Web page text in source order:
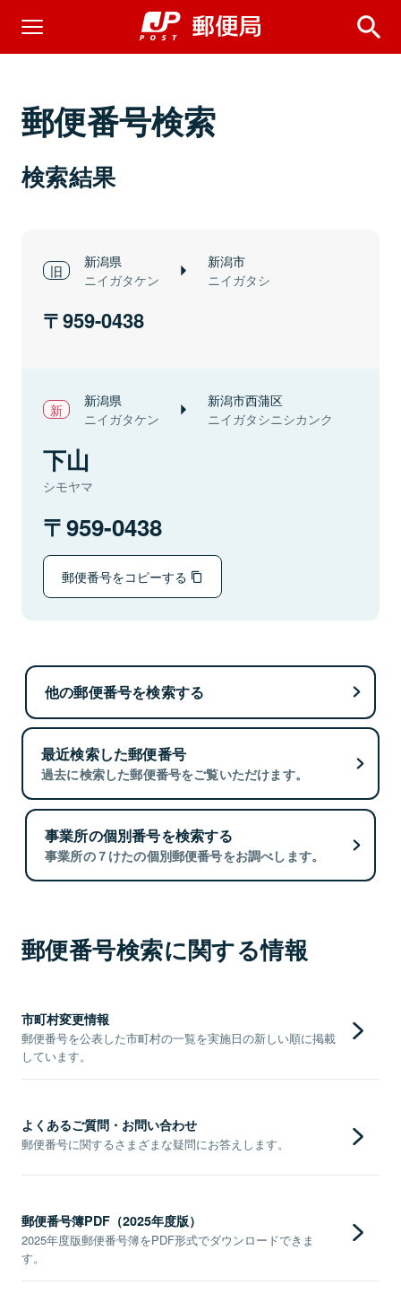
郵便番号検索
検索結果
新潟県
ニイガタケン
新潟市
ニイガタシ
959-0438
新潟県
ニイガタケン
新潟市西蒲区
ニイガタシニシカンク
下山
シモヤマ
959-0438
郵便番号をコピーする
他の郵便番号を検索する
最近検索した郵便番号
過去に検索した郵便番号をご覧いただけます。
事業所の個別番号を検索する
事業所の７けたの個別郵便番号をお調べします。
郵便番号検索に関する情報
市町村変更情報
郵便番号を公表した市町村の一覧を実施日の新しい順に掲載
しています。
よくあるご質問・お問い合わせ
郵便番号に関するさまざまな疑問にお答えします。
郵便番号簿PDF（2025年度版）
2025年度版郵便番号簿をPDF形式でダウンロードできま
す。